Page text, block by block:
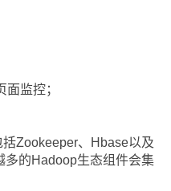
监控；
Zookeeper、Hbase以及
多的Hadoop生态组件会集